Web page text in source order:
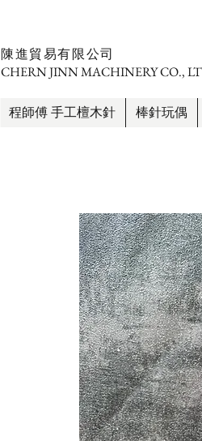
​陳進貿易有限公司
CHERN JINN MACHINERY CO.,
程師傅 手工檀木針 棒針玩偶